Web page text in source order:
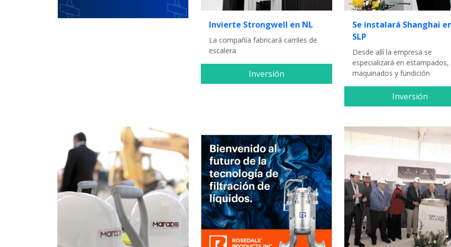
Invierte Strongwell en NL
La compañía fabricará carriles de
escalera
Inversión
Se instalará Shanghai
SLP
Desde allí la empresa se
especializará en estampados,
maquinados y fundición
Inversión